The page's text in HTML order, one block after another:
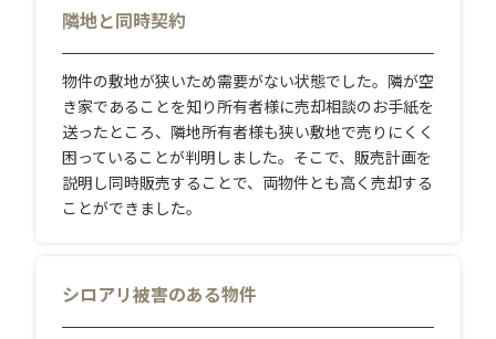
隣地と同時契約
物件の敷地が狭いため需要がない状態でした。隣が空
き家であることを知り所有者様に売却相談のお手紙を
送ったところ、隣地所有者様も狭い敷地で売りにくく
困っていることが判明しました。そこで、販売計画を
説明し同時販売することで、両物件とも高く売却する
ことができました。
シロアリ被害のある物件